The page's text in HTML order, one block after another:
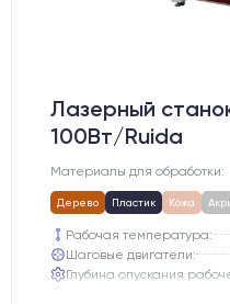
Лазерный
100Вт/Ruida
Материалы для обработки:
Дерево Пластик Кожа
Рабочая температура:
Шаговые двигатели:
Глубина опускания